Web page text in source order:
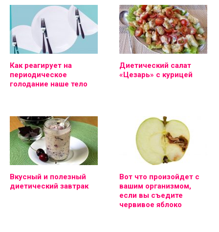
Как реагирует на
периодическое
голодание наше тело
Диетический салат
«Цезарь» с курицей
Вкусный и полезный
диетический завтрак
Вот что произойдет с
вашим организмом,
если вы съедите
червивое яблоко